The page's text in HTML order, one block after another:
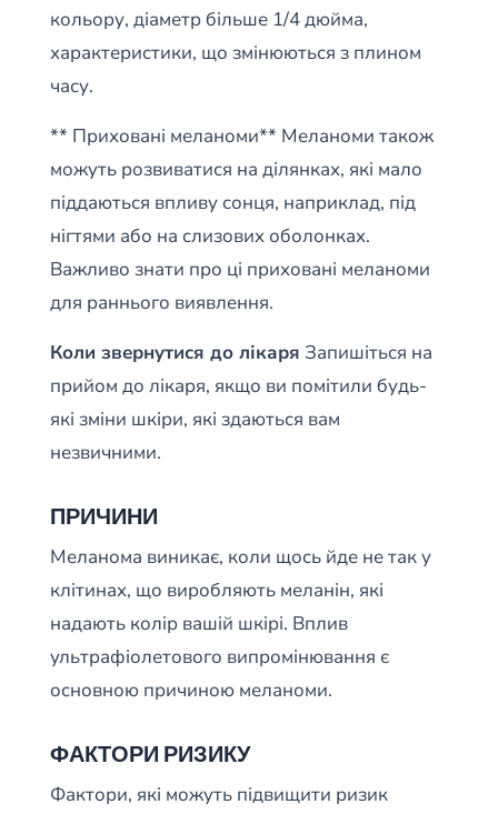
кольору, діаметр більше 1/4 дюйма,
характеристики, що змінюються з плином
часу.
** Приховані меланоми** Меланоми також
можуть розвиватися на ділянках, які мало
піддаються впливу сонця, наприклад, під
нігтями або на слизових оболонках.
Важливо знати про ці приховані меланоми
для раннього виявлення.
Коли звернутися до лікаря Запишіться на
прийом до лікаря, якщо ви помітили будь-
які зміни шкіри, які здаються вам
незвичними.
ПРИЧИНИ
Меланома виникає, коли щось йде не так у
клітинах, що виробляють меланін, які
надають колір вашій шкірі. Вплив
ультрафіолетового випромінювання є
основною причиною меланоми.
ФАКТОРИ РИЗИКУ
Фактори, які можуть підвищити ризик